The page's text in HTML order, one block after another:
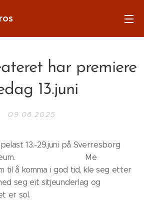
har premiere
13.juni
09.06.2025
13.-29.juni på Sverresborg
Me
til å komma i god tid, kle seg etter
seg eit sitjeunderlag og
om det er sol.